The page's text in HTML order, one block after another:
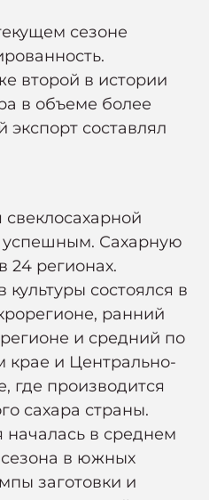
сезоне
второй в истории
в объеме более
экспорт составлял
успешным. Сахарную
24 регионах.
состоялся в
ранний
и средний по
крае и Центрально-
где производится
сахара страны.
в среднем
в южных
заготовки и